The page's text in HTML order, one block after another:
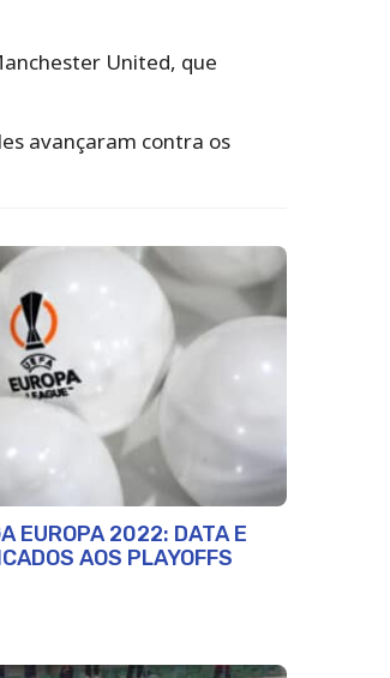
United, que
avançaram contra os
EUROPA 2022: DATA E
AOS PLAYOFFS